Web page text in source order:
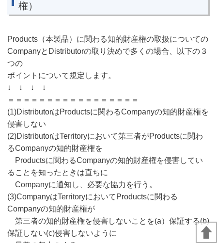
権）
Products（本製品）に関わる知的財産権の取扱についての
CompanyとDistributorの取り決めで多くの場合、以下の３
つの
ポイントについて規定します。
↓ ↓ ↓ ↓
＝＝＝＝＝＝＝＝＝＝＝＝＝＝＝＝＝
(1)DistributorはProductsに関わるCompanyの知的財産権を
侵害しない
(2)DistributorはTerritoryにおいて第三者がProductsに関わ
るCompanyの知的財産権を
Productsに関わるCompanyの知的財産権を侵害してい
ることを知ったときは直ちに
Companyに通知し、必要な協力を行う。
(3)CompanyはTerritoryにおいてProductsに関わる
Companyの知的財産権が
第三者の知的財産権を侵害しないことを(a）保証する(b)
保証しない(c)侵害しないように